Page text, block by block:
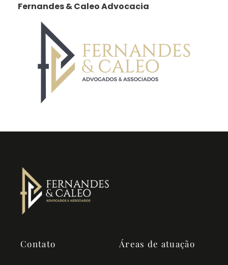
Fernandes & Caleo Advocacia
Contato Áreas de atuação